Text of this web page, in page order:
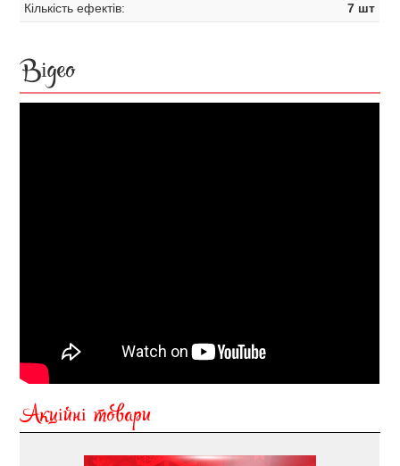
Кількість ефектів:
7 шт
Відео
Акційні товари